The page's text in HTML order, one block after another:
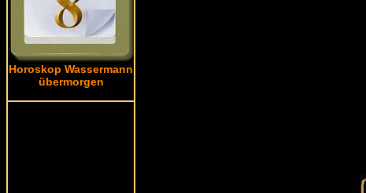
Horoskop Wassermann
übermorgen